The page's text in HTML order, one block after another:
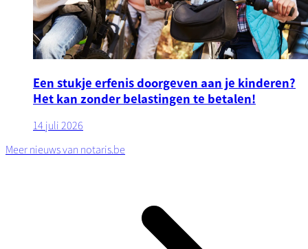
Een stukje erfenis doorgeven aan je kinderen?
Het kan zonder belastingen te betalen!
14 juli 2026
Meer nieuws van notaris.be